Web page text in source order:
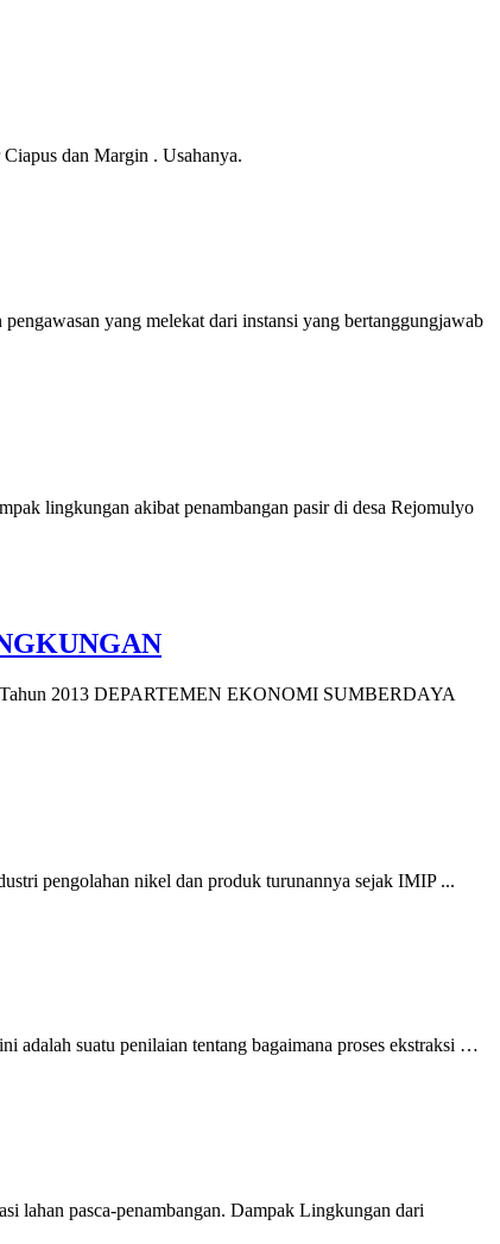
dan Margin . Usahanya.
yang melekat dari instansi yang bertanggungjawab
lingkungan akibat penambangan pasir di desa Rejomulyo
Tahun 2013 DEPARTEMEN EKONOMI SUMBERDAYA
pengolahan nikel dan produk turunannya sejak IMIP ...
adalah suatu penilaian tentang bagaimana proses ekstraksi …
lahan pasca-penambangan. Dampak Lingkungan dari